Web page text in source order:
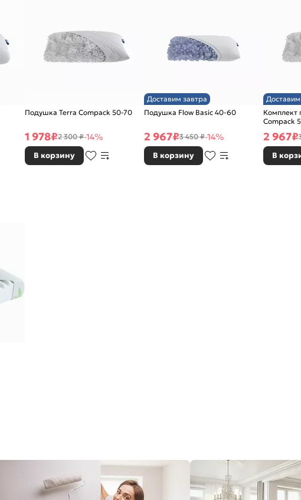
Подушка Terra Compack 50-70
1 978₽2 300 ₽-14%
В корзину
Доставим завтра
Подушка Flow Basic 40-60
2 967₽3 450 ₽-14%
В корзину
Доставим
Комплект
Compack
2 967₽
В